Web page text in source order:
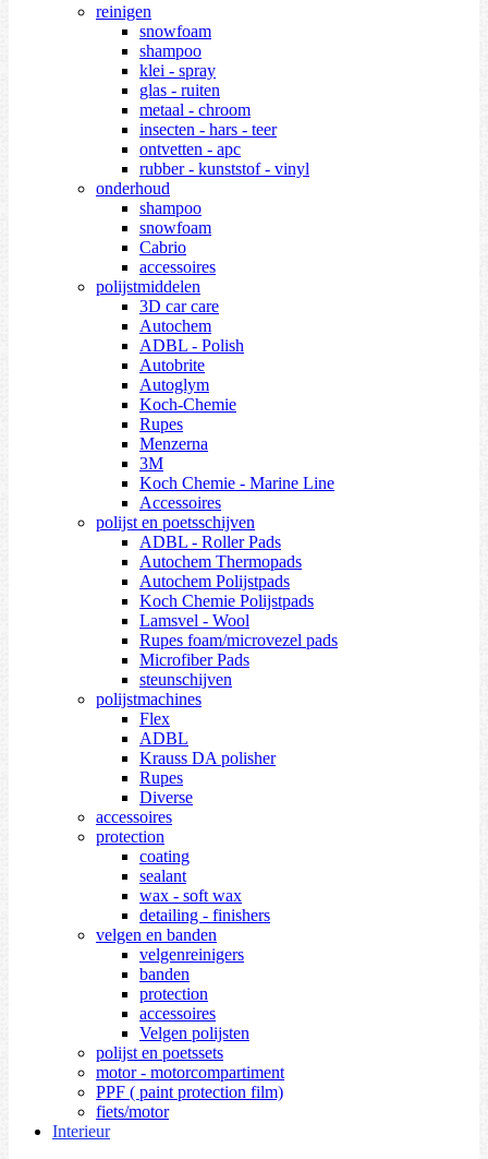
reinigen
snowfoam
shampoo
klei - spray
glas - ruiten
metaal - chroom
insecten - hars - teer
ontvetten - apc
rubber - kunststof - vinyl
onderhoud
shampoo
snowfoam
Cabrio
accessoires
polijstmiddelen
3D car care
Autochem
ADBL - Polish
Autobrite
Autoglym
Koch-Chemie
Rupes
Menzerna
3M
Koch Chemie - Marine Line
Accessoires
polijst en poetsschijven
ADBL - Roller Pads
Autochem Thermopads
Autochem Polijstpads
Koch Chemie Polijstpads
Lamsvel - Wool
Rupes foam/microvezel pads
Microfiber Pads
steunschijven
polijstmachines
Flex
ADBL
Krauss DA polisher
Rupes
Diverse
accessoires
protection
coating
sealant
wax - soft wax
detailing - finishers
velgen en banden
velgenreinigers
banden
protection
accessoires
Velgen polijsten
polijst en poetssets
motor - motorcompartiment
PPF ( paint protection film)
fiets/motor
Interieur